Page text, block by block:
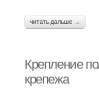
читать дальше →
Крепление
крепежа